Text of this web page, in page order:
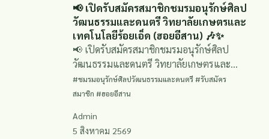
📢 เปิดรับสมัครสมาชิกชมรมอนุรักษ์ศิลป
วัฒนธรรมและดนตรี วิทยาลัยเกษตรและ
เทคโนโลยีร้อยเอ็ด (ฮอยอีสาน) 🎶✨
📢 เปิดรับสมัครสมาชิกชมรมอนุรักษ์ศิลป
วัฒนธรรมและดนตรี วิทยาลัยเกษตรและ
เทคโนโลยีร้อยเอ็ด (ฮอยอีสาน) 🎶✨
#ชมรมอนุรักษ์ศิลปวัฒนธรรมและดนตรี #รับสมัคร
สมาชิก #ฮอยอีสาน
Admin
5 สิงหาคม 2569